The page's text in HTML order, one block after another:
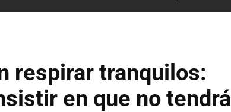
respirar tranquilos:
en que no tendrá